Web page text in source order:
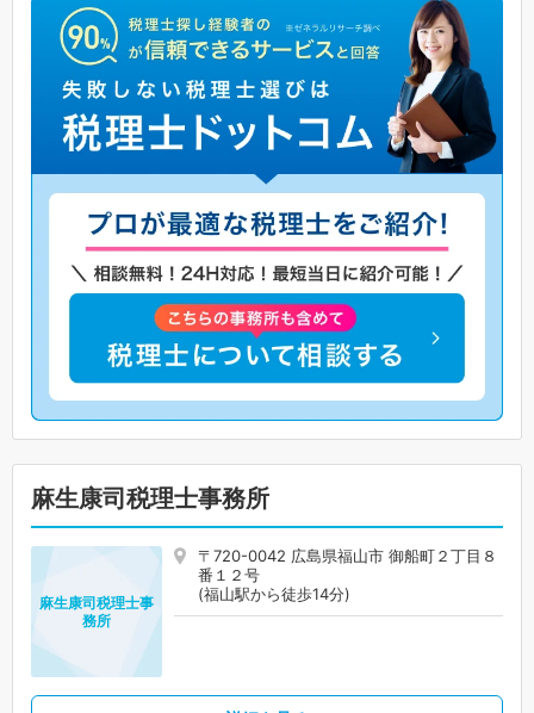
麻生康司税理士事務所
〒720-0042 広島県福山市 御船町２丁目８
番１２号
(福山駅から徒歩14分)
麻生康司税理士事
務所